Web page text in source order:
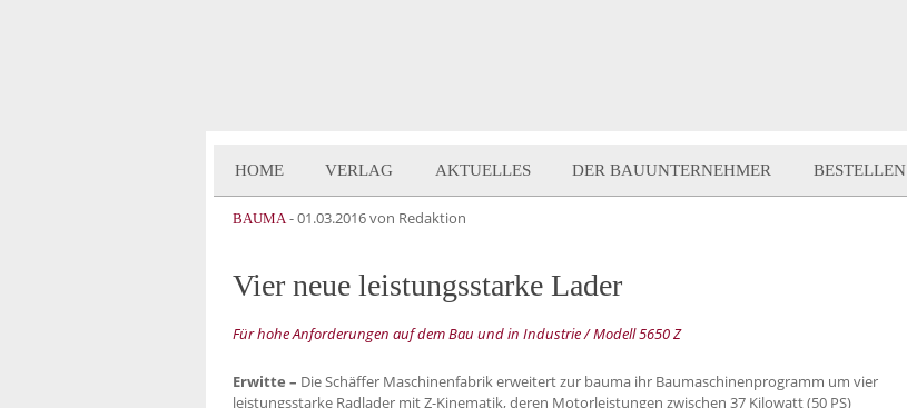
HOME VERLAG AKTUELLES DER BAUUNTERNEHMER BESTELLEN
BAUMA-01.03.2016von Redaktion
Vier neue leistungsstarke Lader
Für hohe Anforderungen auf dem Bau und in Industrie / Modell 5650 Z
Erwitte – Die Schäffer Maschinenfabrik erweitert zur bauma ihr Baumaschinenprogramm um vier
leistungsstarke Radlader mit Z-Kinematik, deren Motorleistungen zwischen 37 Kilowatt (50 PS)